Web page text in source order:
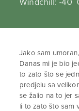
Jako sam
Danas mi je bio
to zato što se
predjelu sa
se žalio na to jer
li to zato što sam